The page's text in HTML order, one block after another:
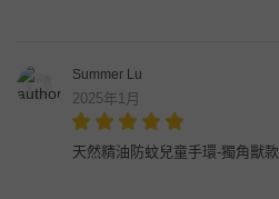
Summer Lu
2025年1月
天然精油防蚊兒童手環-獨角獸款